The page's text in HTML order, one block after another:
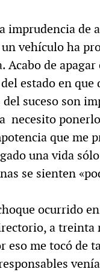
imprudencia de
vehículo ha
Acabo de
estado en que
del suceso son
necesito
que me
una vida
se sienten
ocurrido
a treinta
eso me tocó de